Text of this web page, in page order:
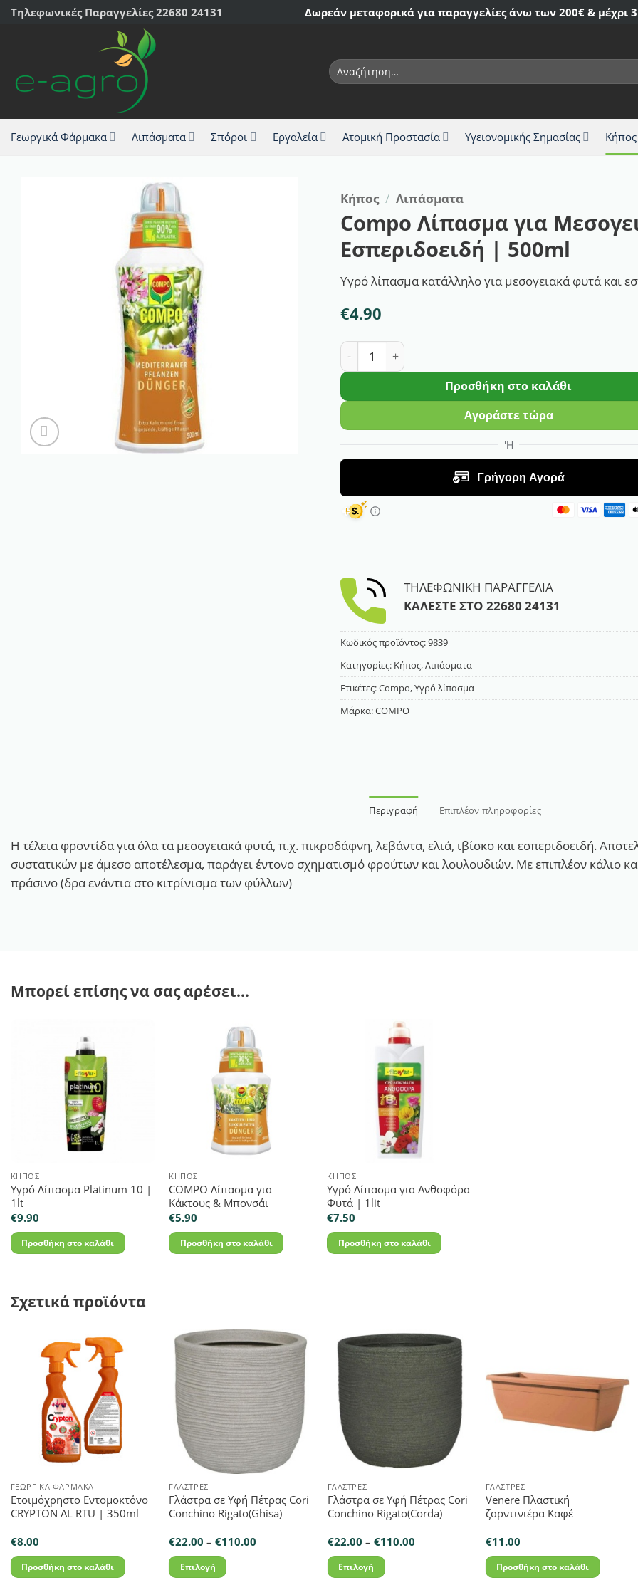
Μετάβαση
Τηλεφωνικές Παραγγελίες 22680 24131 Δωρεάν μεταφορικά για παραγγελίες άνω των 200€ & μέχρι
Αναζήτηση
για:
Γεωργικά Φάρμακα Λιπάσματα Σπόροι Εργαλεία Ατομική Προστασία Υγειονομικής Σημασίας Κήπος
Κήπος / Λιπάσματα
Compo Λίπασμα για
Εσπεριδοειδή | 500ml
Υγρό λίπασμα κατάλληλο για μεσογειακά φυτά και
€4.90
Compo Λίπασμα για Μεσογειακά και Εσπεριδοειδή |
Προσθήκη στο καλάθι
Αγοράστε τώρα
ΤΗΛΕΦΩΝΙΚΗ ΠΑΡΑΓΓΕΛΙΑ
ΚΑΛΕΣΤΕ ΣΤΟ22680 24131
Κωδικός προϊόντος:9839
Κατηγορίες: Κήπος,Λιπάσματα
Ετικέτες:Compo,Υγρό λίπασμα
Μάρκα:COMPO
Περιγραφή Επιπλέον πληροφορίες
Η τέλεια φροντίδα για όλα τα μεσογειακά φυτά, π.χ. πικροδάφνη, λεβάντα, ελιά, ιβίσκο και εσπεριδοειδή.
συστατικών με άμεσο αποτέλεσμα, παράγει έντονο σχηματισμό φρούτων και λουλουδιών. Με επιπλέον κάλιο
πράσινο (δρα ενάντια στο κιτρίνισμα των φύλλων)
Μπορεί επίσης να σας αρέσει…
ΚΉΠΟΣ
Υγρό Λίπασμα Platinum 10 |
1lt
€9.90
Προσθήκη στο καλάθι
ΚΉΠΟΣ
COMPO Λίπασμα για
Κάκτους & Μπονσάι
€5.90
Προσθήκη στο καλάθι
ΚΉΠΟΣ
Υγρό Λίπασμα για Ανθοφόρα
Φυτά | 1lit
€7.50
Προσθήκη στο καλάθι
Σχετικά προϊόντα
ΓΕΩΡΓΙΚΆ ΦΆΡΜΑΚΑ
Ετοιμόχρηστο Εντομοκτόνο
CRYPTON AL RTU | 350ml
€8.00
Προσθήκη στο καλάθι
ΓΛΆΣΤΡΕΣ
Γλάστρα σε Υφή Πέτρας Cori
Conchino Rigato(Ghisa)
€22.00 – €110.00
Επιλογή
ΓΛΆΣΤΡΕΣ
Γλάστρα σε Υφή Πέτρας Cori
Conchino Rigato(Corda)
€22.00 – €110.00Price
Επιλογή
ΓΛΆΣΤΡΕΣ
Venere Πλαστική
ζαρντινιέρα Καφέ
€11.00
Προσθήκη στο καλάθι